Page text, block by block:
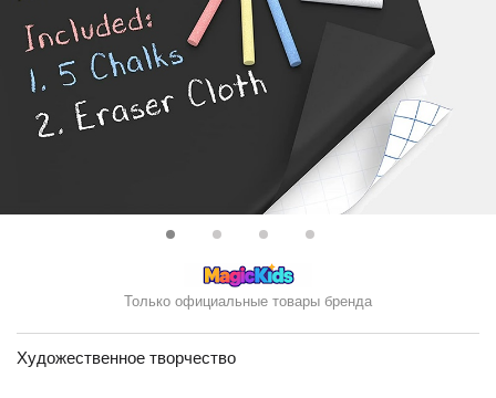
Только официальные товары бренда
Художественное творчество